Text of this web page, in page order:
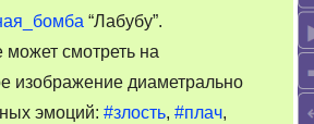
Москвы
“Лабубу”.
смотреть на
изображение диаметрально
эмоций: #злость, #плач,